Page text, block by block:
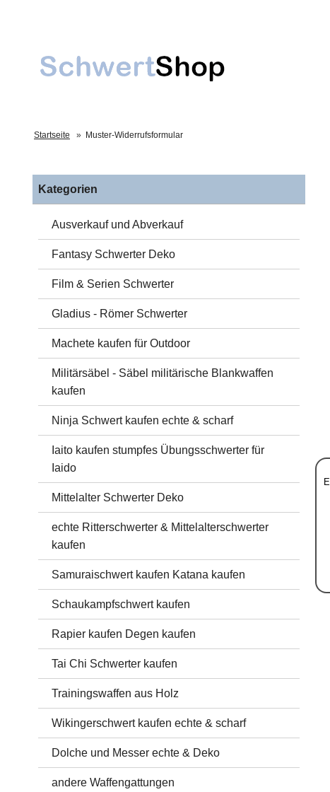
Startseite » Muster-Widerrufsformular
Kategorien
Ausverkauf und Abverkauf
Fantasy Schwerter Deko
Film & Serien Schwerter
Gladius - Römer Schwerter
Machete kaufen für Outdoor
Militärsäbel - Säbel militärische Blankwaffen
kaufen
Ninja Schwert kaufen echte & scharf
Iaito kaufen stumpfes Übungsschwerter für
Iaido
Mittelalter Schwerter Deko
echte Ritterschwerter & Mittelalterschwerter
kaufen
Samuraischwert kaufen Katana kaufen
Schaukampfschwert kaufen
Rapier kaufen Degen kaufen
Tai Chi Schwerter kaufen
Trainingswaffen aus Holz
Wikingerschwert kaufen echte & scharf
Dolche und Messer echte & Deko
andere Waffengattungen